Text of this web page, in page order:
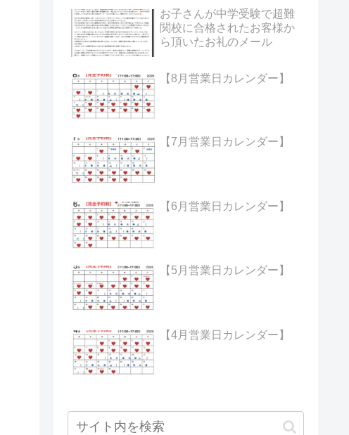
お子さんが中学受験で超難
関校に合格されたお客様か
ら頂いたお礼のメール
【8月営業日カレンダー】
【7月営業日カレンダー】
【6月営業日カレンダー】
【5月営業日カレンダー】
【4月営業日カレンダー】